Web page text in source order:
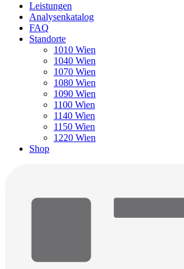
Leistungen
Analysenkatalog
FAQ
Standorte
1010 Wien
1040 Wien
1070 Wien
1080 Wien
1090 Wien
1100 Wien
1140 Wien
1150 Wien
1220 Wien
Shop